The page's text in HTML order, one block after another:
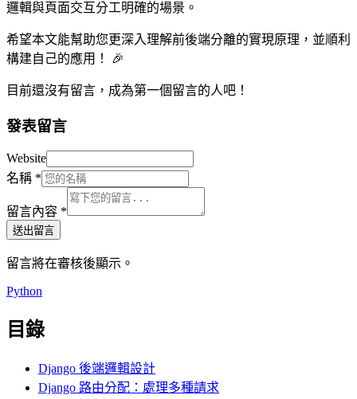
邏輯與頁面交互分工明確的場景。
希望本文能幫助您更深入理解前後端分離的實現原理，並順利
構建自己的應用！ 🎉
目前還沒有留言，成為第一個留言的人吧！
發表留言
Website
名稱 *
留言內容 *
送出留言
留言將在審核後顯示。
Python
目錄
Django 後端邏輯設計
Django 路由分配：處理多種請求